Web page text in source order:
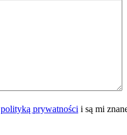
polityką prywatności i są mi